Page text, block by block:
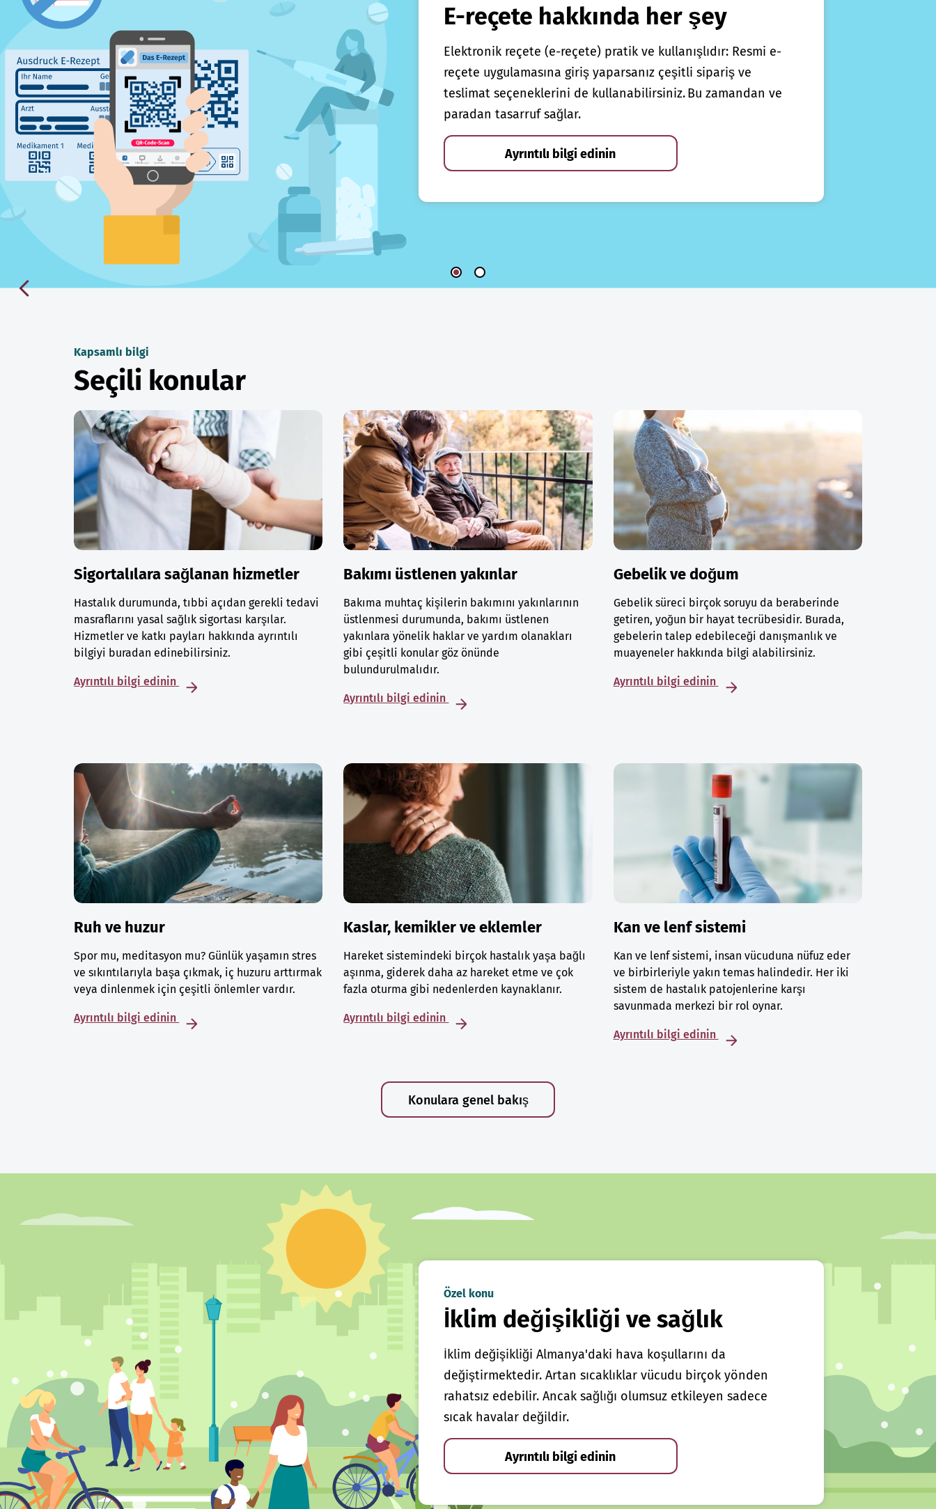
E-reçete hakkında her şey
Elektronik reçete (e-reçete) pratik ve kullanışlıdır: Resmi e-
reçete uygulamasına giriş yaparsanız çeşitli sipariş ve
teslimat seçeneklerini de kullanabilirsiniz. Bu zamandan ve
paradan tasarruf sağlar.
Ayrıntılı bilgi edinin
Kapsamlı bilgi
Seçili konular
Sigortalılara sağlanan hizmetler
Hastalık durumunda, tıbbi açıdan gerekli tedavi
masraflarını yasal sağlık sigortası karşılar.
Hizmetler ve katkı payları hakkında ayrıntılı
bilgiyi buradan edinebilirsiniz.
Ayrıntılı bilgi edinin
Bakımı üstlenen yakınlar
Bakıma muhtaç kişilerin bakımını yakınlarının
üstlenmesi durumunda, bakımı üstlenen
yakınlara yönelik haklar ve yardım olanakları
gibi çeşitli konular göz önünde
bulundurulmalıdır.
Ayrıntılı bilgi edinin
Gebelik ve doğum
Gebelik süreci birçok soruyu da beraberinde
getiren, yoğun bir hayat tecrübesidir. Burada,
gebelerin talep edebileceği danışmanlık ve
muayeneler hakkında bilgi alabilirsiniz.
Ayrıntılı bilgi edinin
Ruh ve huzur
Spor mu, meditasyon mu? Günlük yaşamın stres
ve sıkıntılarıyla başa çıkmak, iç huzuru arttırmak
veya dinlenmek için çeşitli önlemler vardır.
Ayrıntılı bilgi edinin
Kaslar, kemikler ve eklemler
Hareket sistemindeki birçok hastalık yaşa bağlı
aşınma, giderek daha az hareket etme ve çok
fazla oturma gibi nedenlerden kaynaklanır.
Ayrıntılı bilgi edinin
Kan ve lenf sistemi
Kan ve lenf sistemi, insan vücuduna nüfuz eder
ve birbirleriyle yakın temas halindedir. Her iki
sistem de hastalık patojenlerine karşı
savunmada merkezi bir rol oynar.
Ayrıntılı bilgi edinin
Konulara genel bakış
Özel konu
İklim değişikliği ve sağlık
İklim değişikliği Almanya'daki hava koşullarını da
değiştirmektedir. Artan sıcaklıklar vücudu birçok yönden
rahatsız edebilir. Ancak sağlığı olumsuz etkileyen sadece
sıcak havalar değildir.
Ayrıntılı bilgi edinin